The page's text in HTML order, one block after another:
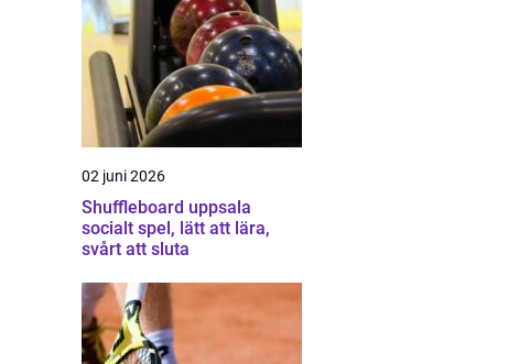
02 juni 2026
Shuffleboard uppsala
socialt spel, lätt att lära,
svårt att sluta